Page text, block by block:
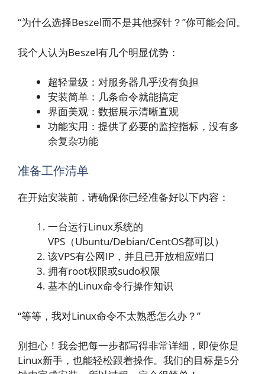
“为什么选择Beszel而不是其他探针？”你可能会问。
我个人认为Beszel有几个明显优势：
超轻量级：对服务器几乎没有负担
安装简单：几条命令就能搞定
界面美观：数据展示清晰直观
功能实用：提供了必要的监控指标，没有多
余复杂功能
准备工作清单
在开始安装前，请确保你已经准备好以下内容：
一台运行Linux系统的
VPS（Ubuntu/Debian/CentOS都可以）
该VPS有公网IP，并且已开放相应端口
拥有root权限或sudo权限
基本的Linux命令行操作知识
“等等，我对Linux命令不太熟悉怎么办？”
别担心！我会把每一步都写得非常详细，即使你是
Linux新手，也能轻松跟着操作。我们的目标是5分